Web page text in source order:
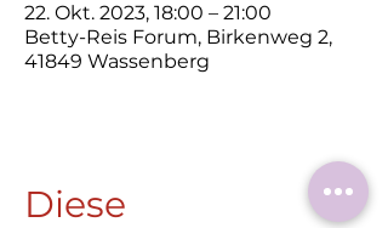
22. Okt. 2023, 18:00 – 21:00
Betty-Reis Forum, Birkenweg 2,
41849 Wassenberg
Diese